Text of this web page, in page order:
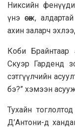
Никсийн
үнэ өсөж,
ахин заларч
Коби Брайнтаар
Скуэр Гарденд
сэтгүүлчийн
бэ?” хэмээн
Тухайн
Д’Антони-д